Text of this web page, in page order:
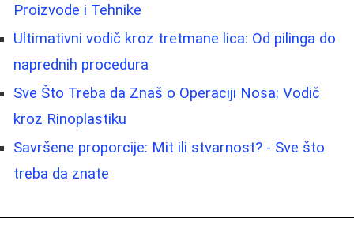
Proizvode i Tehnike
Ultimativni vodič kroz tretmane lica: Od pilinga do
naprednih procedura
Sve Što Treba da Znaš o Operaciji Nosa: Vodič
kroz Rinoplastiku
Savršene proporcije: Mit ili stvarnost? - Sve što
treba da znate